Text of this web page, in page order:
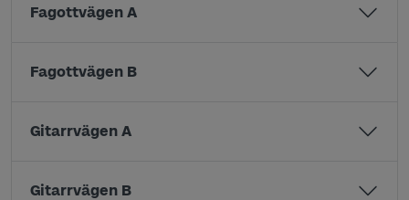
Fagottvägen A
Fagottvägen B
Gitarrvägen A
Gitarrvägen B